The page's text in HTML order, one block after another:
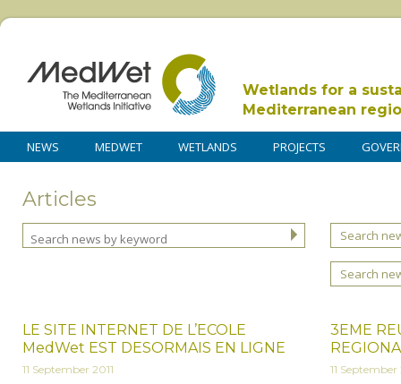
Wetlands for a
Mediterranean
NEWS MEDWET WETLANDS PROJECTS
Articles
Search
Search
LE SITE INTERNET DE L’ECOLE
MedWet EST DESORMAIS EN LIGNE
11 September 2011
3EME
11 September